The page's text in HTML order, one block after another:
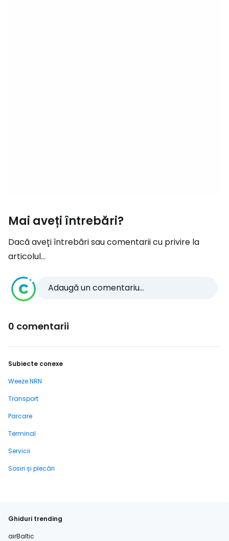
Mai aveți întrebări?
Dacă aveți întrebări sau comentarii cu privire la
articolul...
Adaugă un comentariu...
0 comentarii
Subiecte conexe
Weeze NRN
Transport
Parcare
Terminal
Servicii
Sosiri și plecări
Ghiduri trending
airBaltic